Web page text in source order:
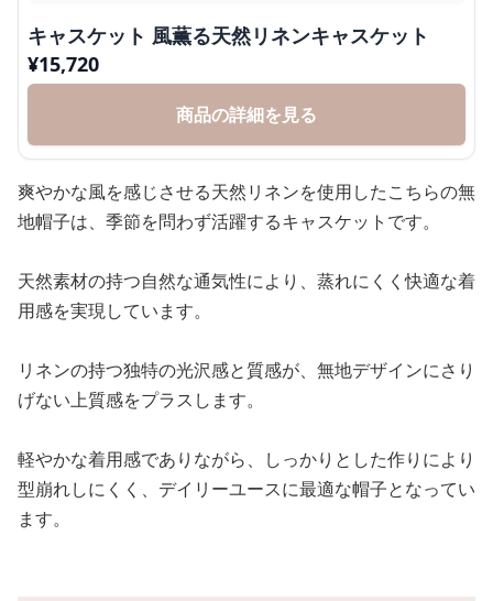
キャスケット 風薫る天然リネンキャスケット
¥15,720
商品の詳細を見る
爽やかな風を感じさせる天然リネンを使用したこちらの無
地帽子は、季節を問わず活躍するキャスケットです。
天然素材の持つ自然な通気性により、蒸れにくく快適な着
用感を実現しています。
リネンの持つ独特の光沢感と質感が、無地デザインにさり
げない上質感をプラスします。
軽やかな着用感でありながら、しっかりとした作りにより
型崩れしにくく、デイリーユースに最適な帽子となってい
ます。